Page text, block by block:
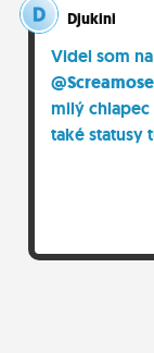
Djukini
Videl som
@Screamose
milý chlapec
také statusy